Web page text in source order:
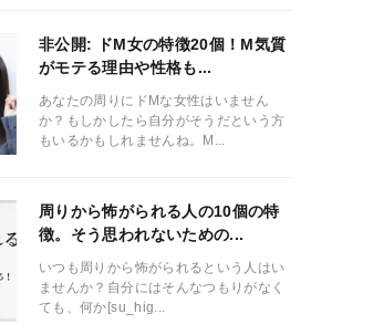
非公開: ドM女の特徴20個！M気質
がモテる理由や性格も...
あなたの周りにドMな女性はいません
か？もしかしたら自分がそうだという方
もいるかもしれませんね。M...
周りから怖がられる人の10個の特
徴。そう思われないための...
いつも周りから怖がられるという人はい
ませんか？自分にはそんなつもりがなく
ても、何か[su_hig...